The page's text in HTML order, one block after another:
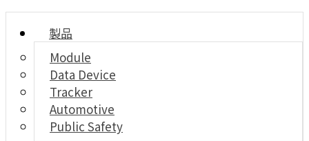
製品
Module
Data Device
Tracker
Automotive
Public Safety